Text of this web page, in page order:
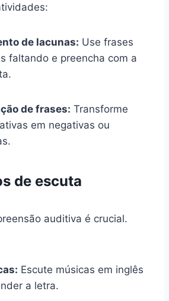
de lacunas: Use frases
faltando e preencha com a
de frases: Transforme
em negativas ou
de escuta
auditiva é crucial.
Escute músicas em inglês
a letra.